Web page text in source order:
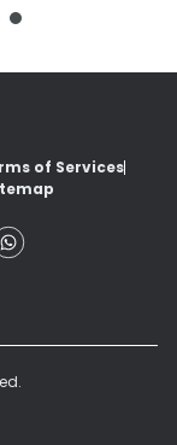
of Services